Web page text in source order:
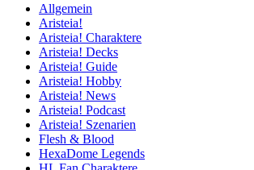
Allgemein
Aristeia!
Aristeia! Charaktere
Aristeia! Decks
Aristeia! Guide
Aristeia! Hobby
Aristeia! News
Aristeia! Podcast
Aristeia! Szenarien
Flesh & Blood
HexaDome Legends